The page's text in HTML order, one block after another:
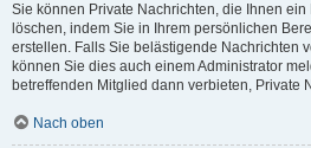
Sie können Private Nachrichten, die Ihnen
löschen, indem Sie in Ihrem persönlichen
erstellen. Falls Sie belästigende Nachrichten
können Sie dies auch einem Administrator
betreffenden Mitglied dann verbieten, Private
Nach oben